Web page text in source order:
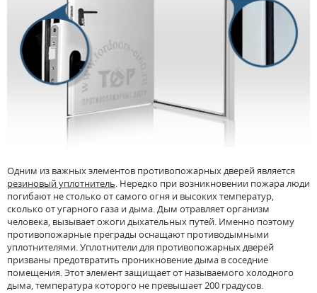
Одним из важных элементов противопожарных дверей является
резиновый уплотнитель. Нередко при возникновении пожара люди
погибают не столько от самого огня и высоких температур,
сколько от угарного газа и дыма. Дым отравляет организм
человека, вызывает ожоги дыхательных путей. Именно поэтому
противопожарные преграды оснащают противодымными
уплотнителями. Уплотнители для противопожарных дверей
призваны предотвратить проникновение дыма в соседние
помещения. Этот элемент защищает от называемого холодного
дыма, температура которого не превышает 200 градусов.